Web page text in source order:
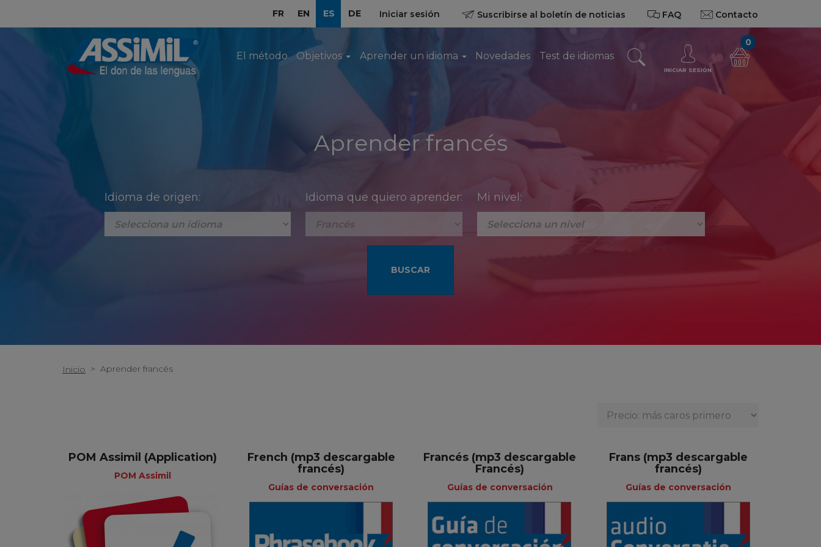
FR EN ES DE Iniciar sesión Suscribirse al boletín de noticias FAQ Contacto
El método Objetivos Aprender un idioma Novedades Test de idiomas
INICIAR SESIÓN
0
Aprender francés
Idioma de origen: Idioma que quiero aprender: Mi nivel:
Inicio > Aprender francés
POM Assimil (Application)
POM Assimil
French (mp3 descargable
francés)
Guías de conversación
Guías de
Francés (mp3 descargable
Francés)
Guías de conversación
Guías de
Frans (mp3 descargable
francés)
Guías de conversación
Guías de